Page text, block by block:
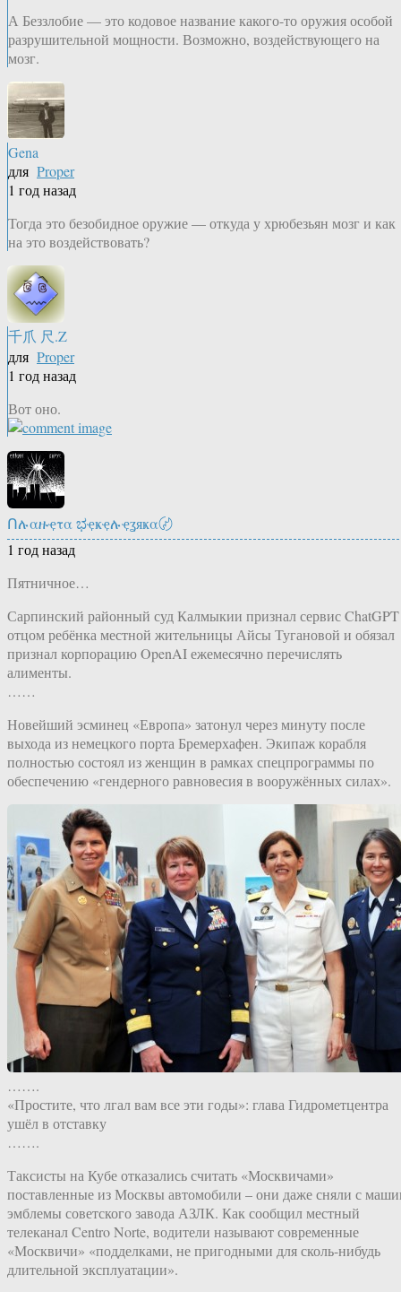
А Беззлобие — это кодовое название какого-то оружия особой
разрушительной мощности. Возможно, воздействующего на
мозг.
Gena
для Proper
1 год назад
Тогда это безобидное оружие — откуда у хрюбезьян мозг и как
на это воздействовать?
千爪 尺.Z
для Proper
1 год назад
Вот оно.
Ոሉαዙҿτα ಭҿҝҿሉҿʓяҝα〄
1 год назад
Пятничное…
Сарпинский районный суд Калмыкии признал сервис ChatGPT
отцом ребёнка местной жительницы Айсы Тугановой и обязал
признал корпорацию OpenAI ежемесячно перечислять
алименты.
……
Новейший эсминец «Европа» затонул через минуту после
выхода из немецкого порта Бремерхафен. Экипаж корабля
полностью состоял из женщин в рамках спецпрограммы по
обеспечению «гендерного равновесия в вооружённых силах».
…….
«Простите, что лгал вам все эти годы»: глава Гидрометцентра
ушёл в отставку⁠⁠
…….
Таксисты на Кубе отказались считать «Москвичами»
поставленные из Москвы автомобили – они даже сняли с
эмблемы советского завода АЗЛК. Как сообщил местный
телеканал Centro Norte, водители называют современные
«Москвичи» «подделками, не пригодными для сколь-нибудь
длительной эксплуатации».